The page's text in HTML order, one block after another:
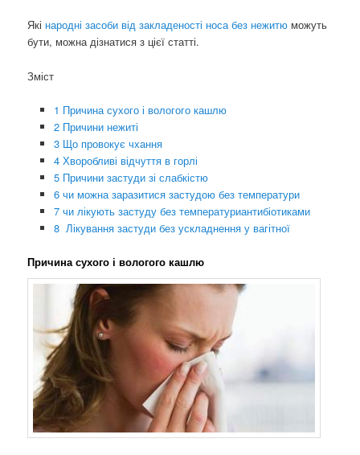
Які народні засоби від закладеності носа без нежитю можуть
бути, можна дізнатися з цієї статті.
Зміст
1 Причина сухого і вологого кашлю
2 Причини нежиті
3 Що провокує чхання
4 Хворобливі відчуття в горлі
5 Причини застуди зі слабкістю
6 чи можна заразитися застудою без температури
7 чи лікують застуду без температуриантибіотиками
8 ​​ Лікування застуди без ускладнення у вагітної
Причина сухого і вологого кашлю